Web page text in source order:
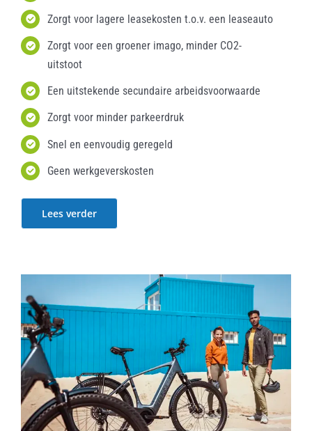
Zorgt voor lagere leasekosten t.o.v. een leaseauto
Zorgt voor een groener imago, minder CO2-
uitstoot
Een uitstekende secundaire arbeidsvoorwaarde
Zorgt voor minder parkeerdruk
Snel en eenvoudig geregeld
Geen werkgeverskosten
Lees verder